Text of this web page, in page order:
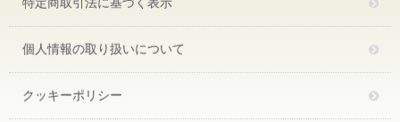
個人情報の取り扱いについて
クッキーポリシー